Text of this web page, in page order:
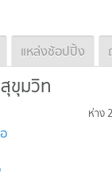
แหล่งช้อปปิ้ง
ขุมวิท
ห่าง